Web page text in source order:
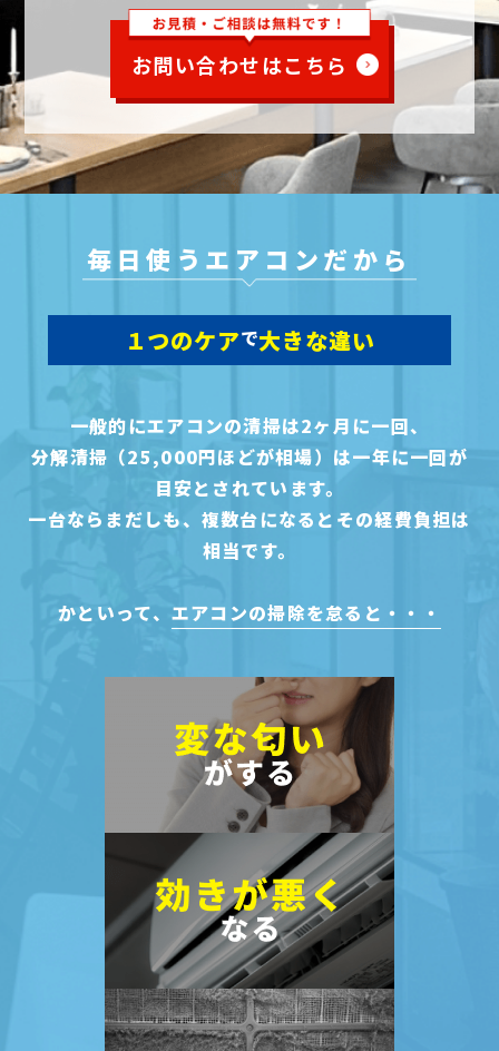
お問い合わせはこちら
毎日使うエアコンだから
１つのケアで大きな違い
一般的にエアコンの清掃は2ヶ月に一回、
分解清掃（25,000円ほどが相場）は一年に一回が
目安とされています。
一台ならまだしも、複数台になるとその経費負担は
相当です。
かといって、 エアコンの掃除を怠ると・・・